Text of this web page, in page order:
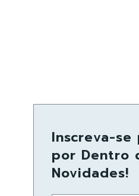
Inscreva-se
por Dentro
Novidades!